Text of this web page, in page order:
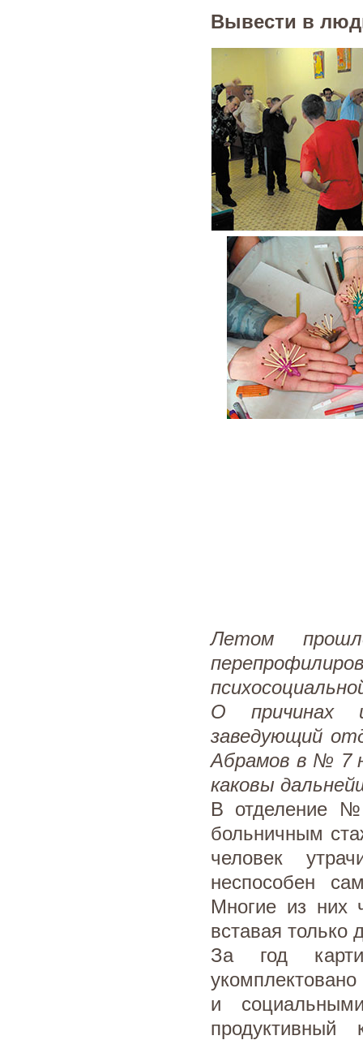
Вывести в
Летом
О причинах
заведующий
Абрамов в № 7
каковы
В отделение
больничным
человек
неспособен
Многие из них
вставая только
За год
и